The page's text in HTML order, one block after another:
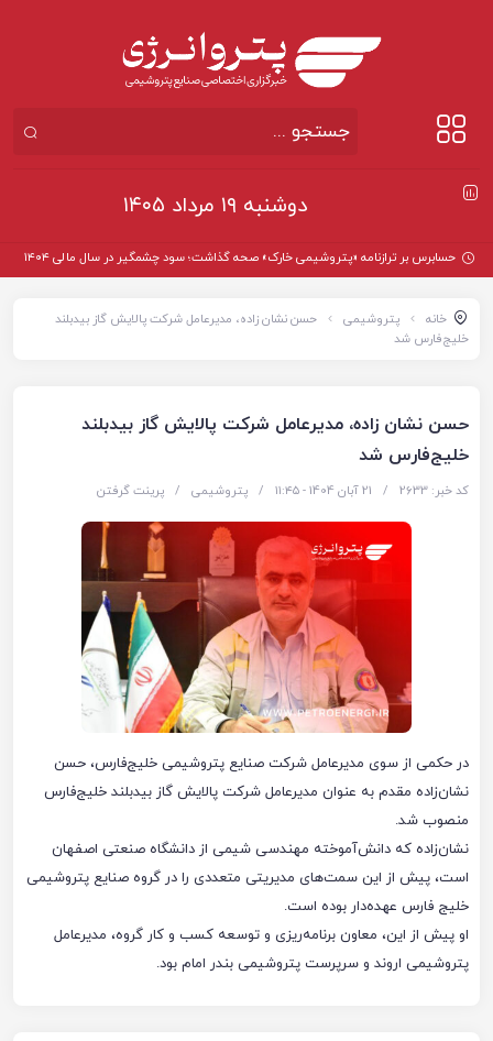
دوشنبه ۱۹ مرداد ۱۴۰۵
حسابرس بر ترازنامه «پتروشیمی خارک» صحه گذاشت؛ سود چشمگیر در سال مالی ۱۴۰۴
خانه پتروشیمی
حسن نشان زاده، مدیرعامل شرکت پالایش گاز بیدبلند
خلیج‌فارس شد
حسن نشان زاده، مدیرعامل شرکت پالایش گاز بیدبلند
خلیج‌فارس شد
کد خبر: 2633 / 21 آبان 1404 - ۱۱:۴۵ / پتروشیمی / پرینت گرفتن
در حکمی از سوی مدیرعامل شرکت صنایع پتروشیمی خلیج‌فارس، حسن
نشان‌زاده مقدم به عنوان مدیرعامل شرکت پالایش گاز بیدبلند خلیج‌فارس
منصوب شد.
نشان‌زاده که دانش‌آموخته مهندسی شیمی از دانشگاه صنعتی اصفهان
است، پیش از این سمت‌های مدیریتی متعددی را در گروه صنایع پتروشیمی
خلیج فارس عهده‌دار بوده است.
او پیش از این، معاون برنامه‌ریزی و توسعه کسب و کار گروه، مدیرعامل
پتروشیمی اروند و سرپرست پتروشیمی بندر امام بود.